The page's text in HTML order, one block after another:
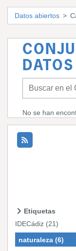
Datos abiertos
DATOS
No se han
Etiquetas
IDECádiz (21)
naturaleza (6)